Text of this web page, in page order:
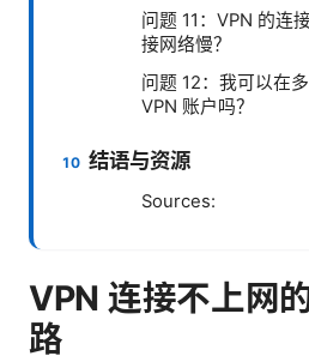
问题 11：VPN 的连
接网络慢？
问题 12：我可以在
VPN 账户吗？
结语与资源
Sources:
VPN 连接不上网
路